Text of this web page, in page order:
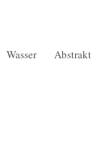
Wasser Abstrakt